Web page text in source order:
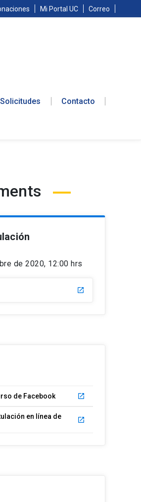
Mi Portal UC Correo
Solicitudes Contacto
de 2020, 12:00 hrs
launch
de Facebook launch
en línea de
launch